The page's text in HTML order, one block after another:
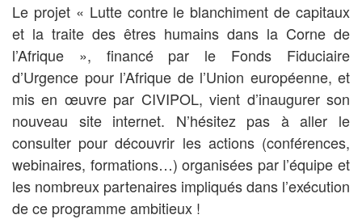
Le projet « Lutte contre le blanchiment de capitaux
et la traite des êtres humains dans la Corne de
l’Afrique », financé par le Fonds Fiduciaire
d’Urgence pour l’Afrique de l’Union européenne, et
mis en œuvre par CIVIPOL, vient d’inaugurer son
nouveau site internet. N’hésitez pas à aller le
consulter pour découvrir les actions (conférences,
webinaires, formations…) organisées par l’équipe et
les nombreux partenaires impliqués dans l’exécution
de ce programme ambitieux !